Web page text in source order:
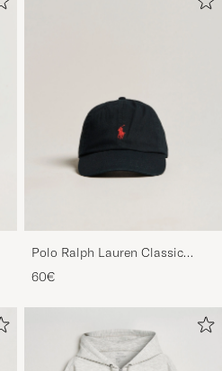
Polo Ralph Lauren Classic
Sports Cap Black
60€